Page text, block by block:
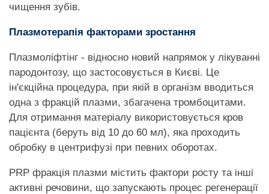
чищення зубів.
Плазмотерапія факторами зростання
Плазмоліфтінг - відносно новий напрямок у лікуванні
пародонтозу, що застосовується в Києві. Це
ін'єкційна процедура, при якій в організм вводиться
одна з фракцій плазми, збагачена тромбоцитами.
Для отримання матеріалу використовується кров
пацієнта (беруть від 10 до 60 мл), яка проходить
обробку в центрифузі при певних оборотах.
PRP фракція плазми містить фактори росту та інші
активні речовини, що запускають процес регенерації